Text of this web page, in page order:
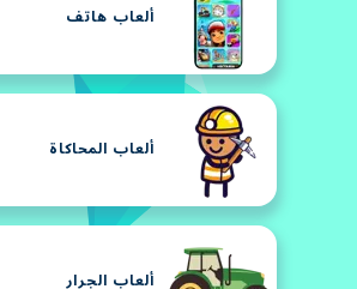
ألعاب هاتف
ألعاب المحاكاة
ألعاب الجرار